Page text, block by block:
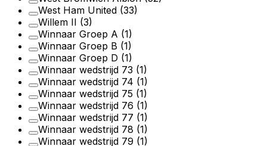
West Ham United (33)
Willem II (3)
Winnaar Groep A (1)
Winnaar Groep B (1)
Winnaar Groep D (1)
Winnaar wedstrijd 73 (1)
Winnaar wedstrijd 74 (1)
Winnaar wedstrijd 75 (1)
Winnaar wedstrijd 76 (1)
Winnaar wedstrijd 77 (1)
Winnaar wedstrijd 78 (1)
Winnaar wedstrijd 79 (1)